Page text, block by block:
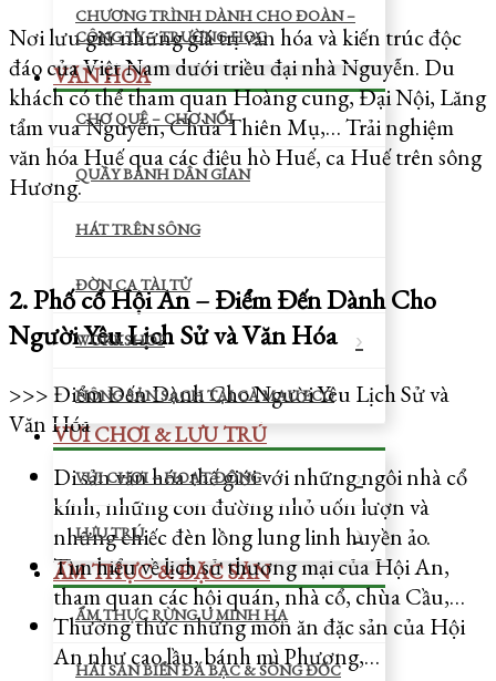
CHƯƠNG TRÌNH DÀNH CHO ĐOÀN –
CÔNG TY – TRƯỜNG HỌC
VĂN HÓA
CHỢ QUÊ – CHỢ NỔI
QUẦY BÁNH DÂN GIAN
HÁT TRÊN SÔNG
ĐỜN CA TÀI TỬ
WORKSHOP
NÔNG SẢN SẠCH TẠI CÀ MAU ECO
VUI CHƠI & LƯU TRÚ
VUI CHƠI – HOẠT ĐỘNG
LƯU TRÚ
ẨM THỰC & ĐẶC SẢN
ẨM THỰC RỪNG U MINH HẠ
HẢI SẢN BIỂN ĐÁ BẠC & SÔNG ĐỐC
Nơi lưu giữ những giá trị văn hóa và kiến trúc độc
đáo của Việt Nam dưới triều đại nhà Nguyễn. Du
khách có thể tham quan Hoàng cung, Đại Nội, Lăng
tẩm vua Nguyễn, Chùa Thiên Mụ,… Trải nghiệm
văn hóa Huế qua các điệu hò Huế, ca Huế trên sông
Hương.
2. Phố cổ Hội An – Điểm Đến Dành Cho
Người Yêu Lịch Sử và Văn Hóa
>>> Điểm Đến Dành Cho Người Yêu Lịch Sử và
Văn Hóa
Di sản văn hóa thế giới với những ngôi nhà cổ
kính, những con đường nhỏ uốn lượn và
những chiếc đèn lồng lung linh huyền ảo.
Tìm hiểu về lịch sử thương mại của Hội An,
tham quan các hội quán, nhà cổ, chùa Cầu,…
Thưởng thức những món ăn đặc sản của Hội
An như cao lầu, bánh mì Phượng,…